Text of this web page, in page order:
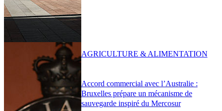
Accord commercial avec l’Australie :
Bruxelles prépare un mécanisme de
sauvegarde inspiré du Mercosur
AGRICULTURE & ALIMENTATION